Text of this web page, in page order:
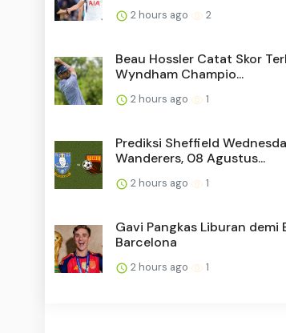
2 hours ago 2
Beau Hossler Catat Skor
Wyndham Champio...
2 hours ago 1
Prediksi Sheffield
Wanderers, 08 Agustus...
2 hours ago 1
Gavi Pangkas Liburan
Barcelona
2 hours ago 1